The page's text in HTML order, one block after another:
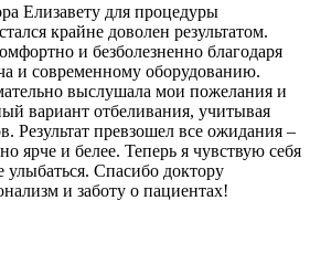
Елизавету для процедуры
крайне доволен результатом.
и безболезненно благодаря
и современному оборудованию.
выслушала мои пожелания и
вариант отбеливания, учитывая
Результат превзошел все ожидания –
ярче и белее. Теперь я чувствую себя
улыбаться. Спасибо доктору
и заботу о пациентах!